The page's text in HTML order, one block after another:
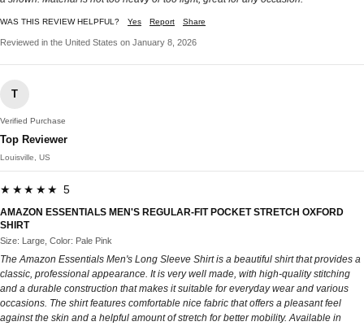
WAS THIS REVIEW HELPFUL? Yes Report Share
Reviewed in the United States on January 8, 2026
T
Verified Purchase
Top Reviewer
Louisville, US
★★★★★ 5
AMAZON ESSENTIALS MEN'S REGULAR-FIT POCKET STRETCH OXFORD
SHIRT
Size: Large, Color: Pale Pink
The Amazon Essentials Men's Long Sleeve Shirt is a beautiful shirt that provides a
classic, professional appearance. It is very well made, with high-quality stitching
and a durable construction that makes it suitable for everyday wear and various
occasions. The shirt features comfortable nice fabric that offers a pleasant feel
against the skin and a helpful amount of stretch for better mobility. Available in